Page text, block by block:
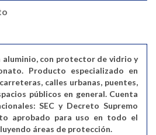
aluminio, con protector de vidrio y
Producto especializado en
calles urbanas, puentes,
públicos en general. Cuenta
SEC y Decreto Supremo
aprobado para uso en todo el
áreas de protección.